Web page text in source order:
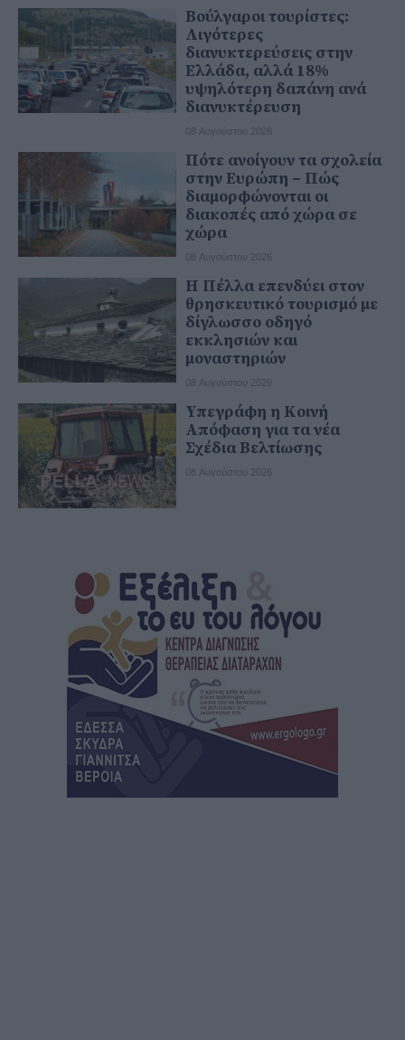
Βούλγαροι τουρίστες:
Λιγότερες
διανυκτερεύσεις στην
Ελλάδα, αλλά 18%
υψηλότερη δαπάνη ανά
διανυκτέρευση
08 Αυγούστου 2026
Πότε ανοίγουν τα σχολεία
στην Ευρώπη – Πώς
διαμορφώνονται οι
διακοπές από χώρα σε
χώρα
08 Αυγούστου 2026
Η Πέλλα επενδύει στον
θρησκευτικό τουρισμό με
δίγλωσσο οδηγό
εκκλησιών και
μοναστηριών
08 Αυγούστου 2026
Υπεγράφη η Κοινή
Απόφαση για τα νέα
Σχέδια Βελτίωσης
08 Αυγούστου 2026